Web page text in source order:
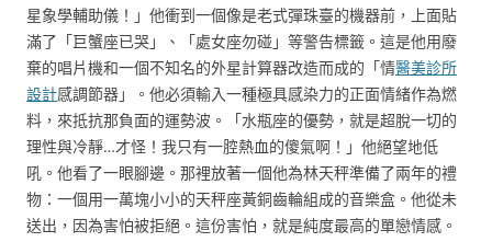
星象學輔助儀！」他衝到一個像是老式彈珠臺的機器前，上面貼
滿了「巨蟹座已哭」、「處女座勿碰」等警告標籤。這是他用廢
棄的唱片機和一個不知名的外星計算器改造而成的「情醫美診所
設計感調節器」。他必須輸入一種極具感染力的正面情緒作為燃
料，來抵抗那負面的運勢波。「水瓶座的優勢，就是超脫一切的
理性與冷靜…才怪！我只有一腔熱血的傻氣啊！」他絕望地低
吼。他看了一眼腳邊。那裡放著一個他為林天秤準備了兩年的禮
物：一個用一萬塊小小的天秤座黃銅齒輪組成的音樂盒。他從未
送出，因為害怕被拒絕。這份害怕，就是純度最高的單戀情感。